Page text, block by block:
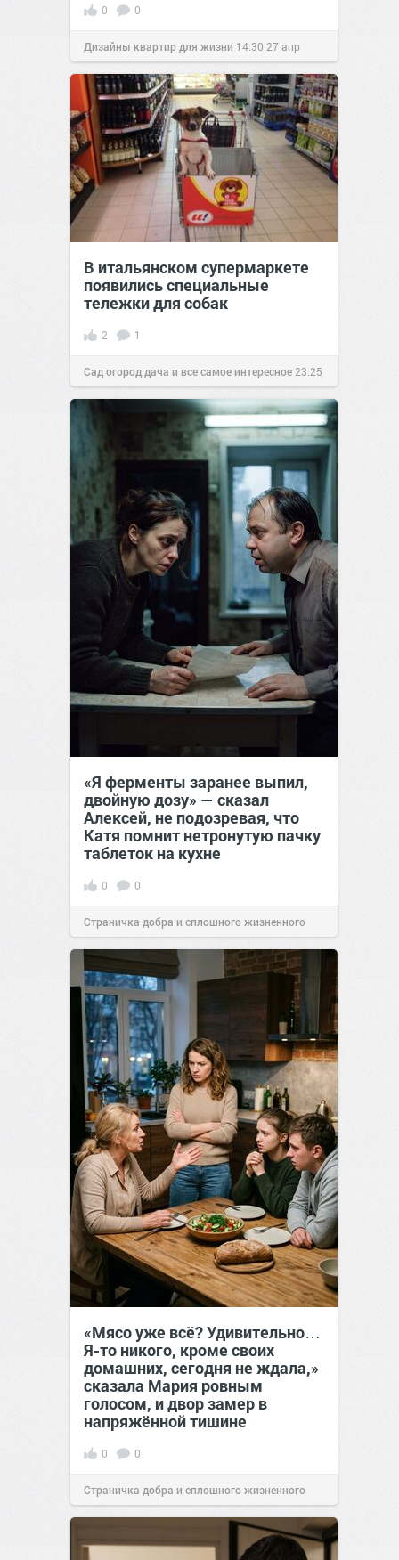
0 0
Дизайны квартир для жизни 14:30 27 апр
2022
В итальянском супермаркете
появились специальные
тележки для собак
2 1
Сад огород дача и все самое интересное 23:25
12 апр 2016
«Я ферменты заранее выпил,
двойную дозу» — сказал
Алексей, не подозревая, что
Катя помнит нетронутую пачку
таблеток на кухне
0 0
Страничка добра и сплошного жизненного
позитива!07:38Сегодня
«Мясо уже всё? Удивительно…
Я-то никого, кроме своих
домашних, сегодня не ждала,»
сказала Мария ровным
голосом, и двор замер в
напряжённой тишине
0 0
Страничка добра и сплошного жизненного
позитива!15:38Вчера